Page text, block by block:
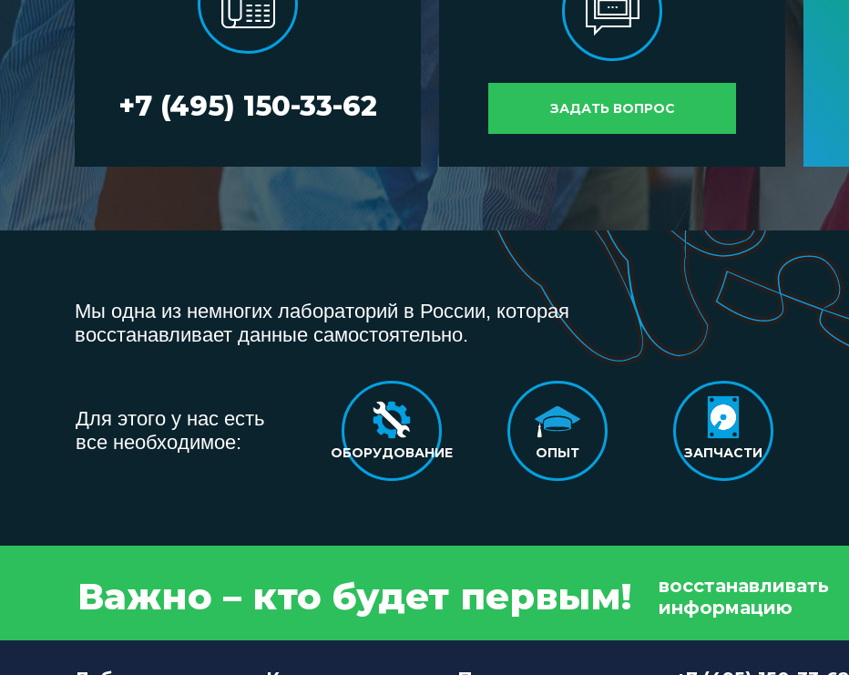
+7 (495) 150-33-62 ЗАДАТЬ ВОПРОС
Мы одна из немногих лабораторий в России, которая
восстанавливает данные самостоятельно.
Для этого у нас есть
все необходимое:
ОБОРУДОВАНИЕ ОПЫТ ЗАПЧАСТИ
Важно – кто будет первым!
восстанавливать
информацию